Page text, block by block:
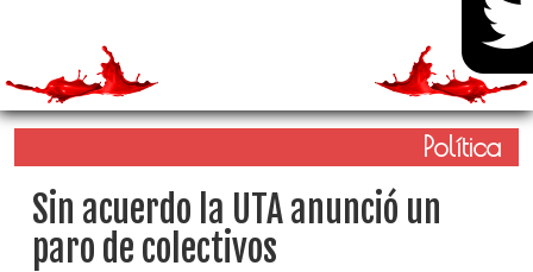
Política
Sin acuerdo la UTA anunció un
paro de colectivos